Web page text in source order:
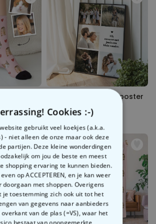
sokken
Gepersonaliseerde poster
met 5 foto’s en tekst
€ 29,99
Cookies :-)
gebruikt veel koekjes (a.k.a.
- niet alleen de onze maar ook deze
partijen. Deze kleine wonderdingen
om jou de beste en meest
shopping ervaring te kunnen bieden.
op ACCEPTEREN, en je kan weer
doorgaan met shoppen. Overigens
je toestemming zich ook uit tot het
van gegevens naar aanbieders
van de plas (=VS), waar het
bestaat van onopgemerkte